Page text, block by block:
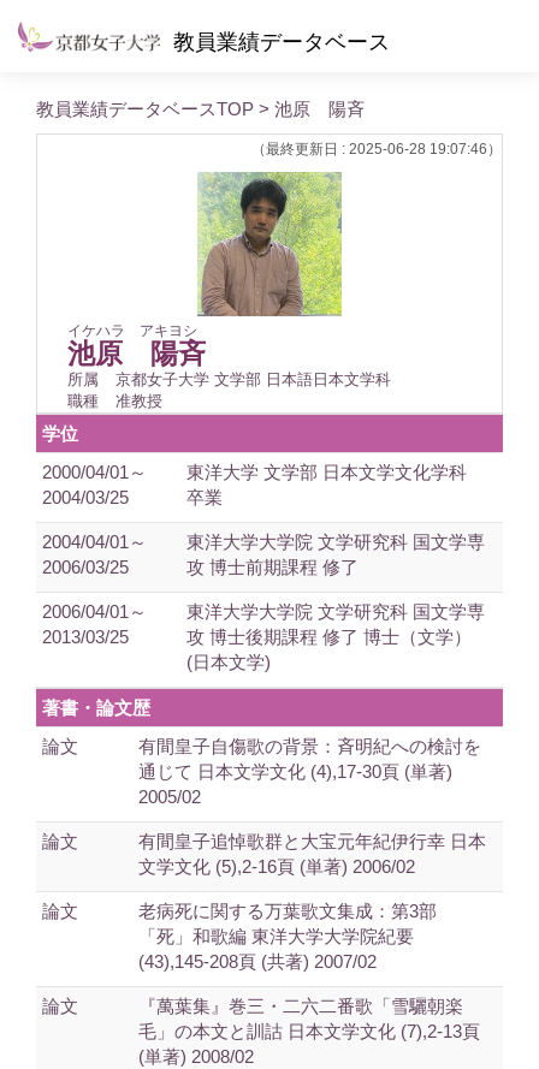
教員業績データベース
教員業績データベースTOP > 池原 陽斉
（最終更新日 : 2025-06-28 19:07:46）
イケハラ アキヨシ
池原 陽斉
所属
京都女子大学 文学部 日本語日本文学科
職種
准教授
学位
2000/04/01～
2004/03/25
東洋大学 文学部 日本文学文化学科
卒業
2004/04/01～
2006/03/25
東洋大学大学院 文学研究科 国文学専
攻 博士前期課程 修了
2006/04/01～
2013/03/25
東洋大学大学院 文学研究科 国文学専
攻 博士後期課程 修了 博士（文学）
(日本文学)
著書・論文歴
論文
有間皇子自傷歌の背景：斉明紀への検討を
通じて 日本文学文化 (4),17-30頁 (単著)
2005/02
論文
有間皇子追悼歌群と大宝元年紀伊行幸 日本
文学文化 (5),2-16頁 (単著) 2006/02
論文
老病死に関する万葉歌文集成：第3部
「死」和歌編 東洋大学大学院紀要
(43),145-208頁 (共著) 2007/02
論文
『萬葉集』巻三・二六二番歌「雪驪朝楽
毛」の本文と訓詁 日本文学文化 (7),2-13頁
(単著) 2008/02